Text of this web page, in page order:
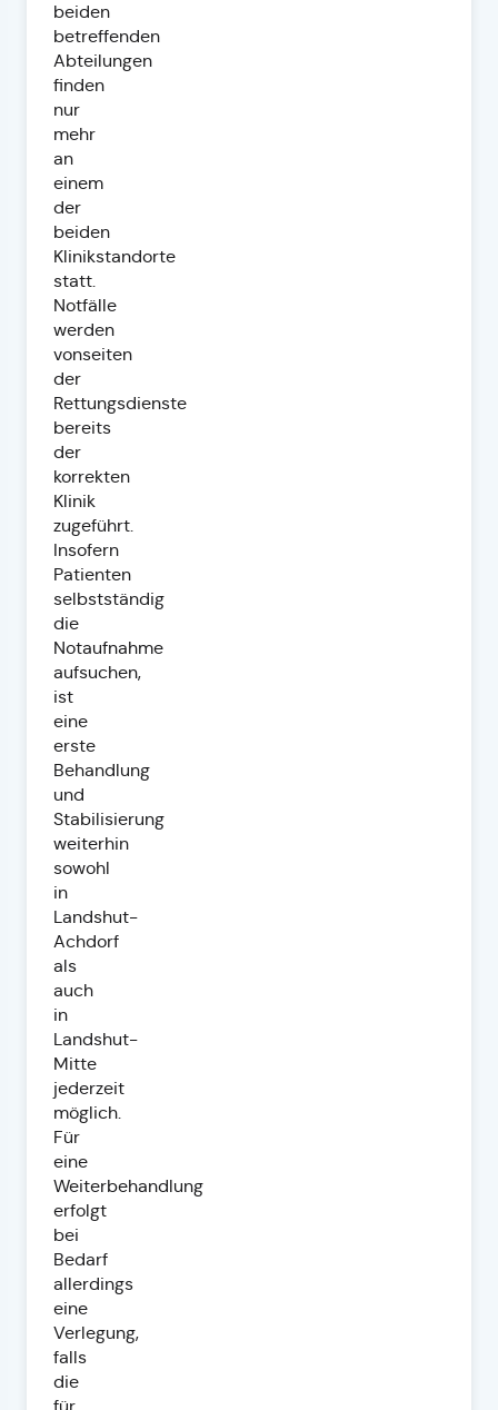
beiden
betreffenden
Abteilungen
finden
nur
mehr
an
einem
der
beiden
Klinikstandorte
statt.
Notfälle
werden
vonseiten
der
Rettungsdienste
bereits
der
korrekten
Klinik
zugeführt.
Insofern
Patienten
selbstständig
die
Notaufnahme
aufsuchen,
ist
eine
erste
Behandlung
und
Stabilisierung
weiterhin
sowohl
in
Landshut-
Achdorf
als
auch
in
Landshut-
Mitte
jederzeit
möglich.
Für
eine
Weiterbehandlung
erfolgt
bei
Bedarf
allerdings
eine
Verlegung,
falls
die
für